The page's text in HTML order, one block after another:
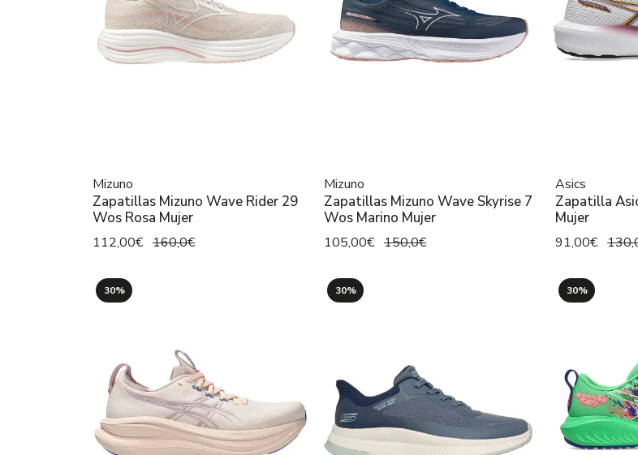
Mizuno
Zapatillas Mizuno Wave Rider 29
Wos Rosa Mujer
112,00€ 160,0€
Mizuno
Zapatillas Mizuno Wave Skyrise 7
Wos Marino Mujer
105,00€ 150,0€
Asics
Zapatilla
Mujer
91,00€
30% 30% 30%